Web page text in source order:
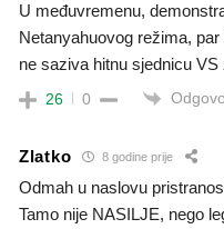
U međuvremenu,
Netanyahuovog režima,
ne saziva hitnu sjednicu VS
26 0
Zlatko 8 godine prije
Odmah u naslovu
Tamo nije NASILJE, nego